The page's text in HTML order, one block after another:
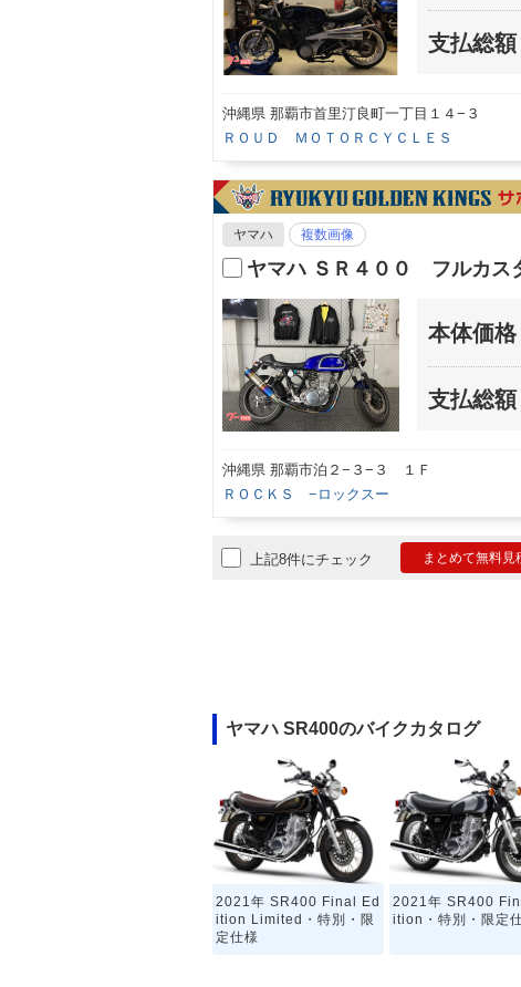
支払総額
沖縄県 那覇市首里汀良町一丁目１４−３
ＲＯＵＤ ＭＯＴＯＲＣＹＣＬＥＳ
ヤマハ 複数画像
ヤマハ ＳＲ４００ フルカ
本体価格
支払総額
沖縄県 那覇市泊２−３−３ １Ｆ
ＲＯＣＫＳ −ロックスー
上記8件にチェック まとめて無料見
ヤマハ SR400のバイクカタログ
2021年 SR400 Final Ed
ition Limited・特別・限
定仕様
2021年 SR400
ition・特別・限定